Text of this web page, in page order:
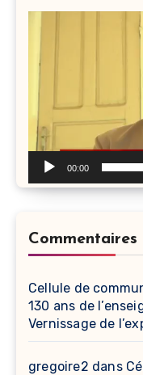
00:00
Commentaires
Cellule de
130 ans de
Vernissage de
gregoire2 dans